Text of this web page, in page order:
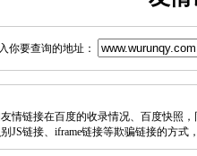
你要查询的地址：
情链接在百度的收录情况、百度快照
JS链接、iframe链接等欺骗链接的方式